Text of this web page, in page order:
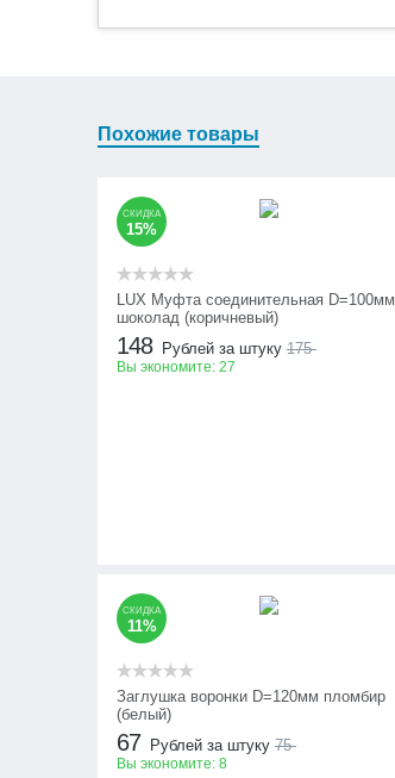
Похожие товары
СКИДКА
15%
LUX Муфта соединительная D=100мм
шоколад (коричневый)
148 Рублей за штуку 175
Вы экономите: 27
СКИДКА
11%
Заглушка воронки D=120мм пломбир
(белый)
67 Рублей за штуку 75
Вы экономите: 8